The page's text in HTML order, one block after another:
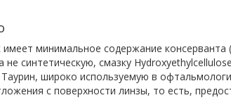
имеет минимальное содержание
не синтетическую, смазку
широко используемую в
с поверхности линзы, то есть,